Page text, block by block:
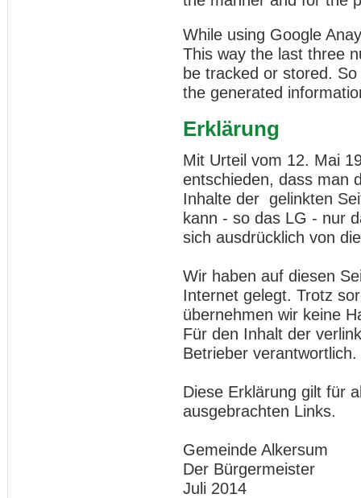
While using Google
This way the last three
be tracked or stored.
the generated
Erklärung
Mit Urteil vom 12. Mai
entschieden, dass man
Inhalte der gelinkten
kann - so das LG - nur
sich ausdrücklich von
Wir haben auf diesen
Internet gelegt. Trotz
übernehmen wir keine
Für den Inhalt der
Betrieber verantwortlich.
Diese Erklärung gilt für
ausgebrachten Links.
Gemeinde Alkersum
Der Bürgermeister
Juli 2014